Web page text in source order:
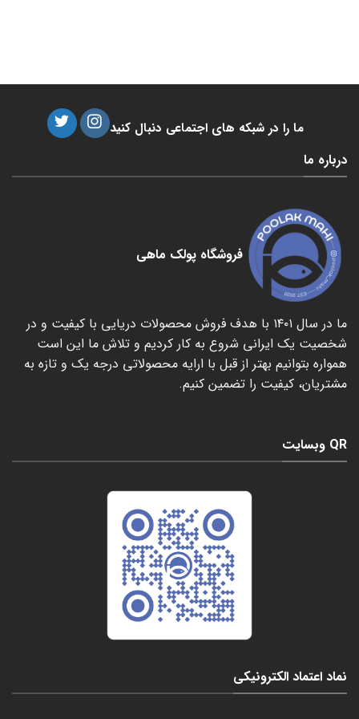
ما را در شبکه های اجتماعی دنبال کنید
درباره ما
فروشگاه پولک ماهی
ما در سال ۱۴۰۱ با هدف فروش محصولات دریایی با کیفیت و در
شخصیت یک ایرانی شروع به کار کردیم و تلاش ما این است
همواره بتوانیم بهتر از قبل با ارایه محصولاتی درجه یک و تازه به
مشتریان، کیفیت را تضمین کنیم.
QR وبسایت
نماد اعتماد الکترونیکی